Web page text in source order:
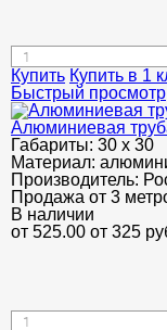
Купить Купить в 1
Быстрый просмотр
Алюминиевая
Габариты: 30 х 30
Материал:
Производитель:
Продажа от 3
В наличии
от 525.00 от 325